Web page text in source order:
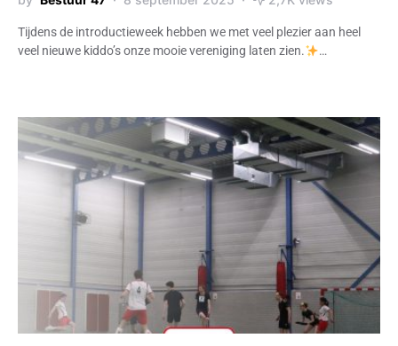
Tijdens de introductieweek hebben we met veel plezier aan heel
veel nieuwe kiddo’s onze mooie vereniging laten zien.
…